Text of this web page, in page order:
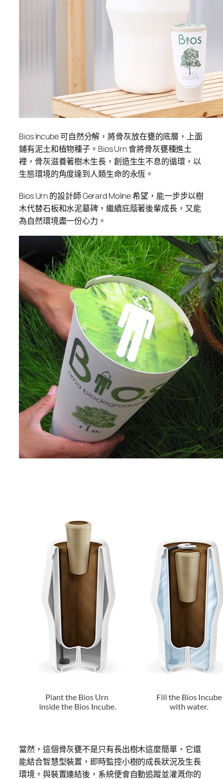
Bios Incube 可自然分解，將骨灰放在甕的底層，上面
鋪有泥土和植物種子。Bios Urn 會將骨灰甕種進土
裡，骨灰滋養著樹木生長，創造生生不息的循環，以
生態環境的角度達到人類生命的永恆。
Bios Urn 的設計師 Gerard Moline 希望，能一步步以樹
木代替石板和水泥墓碑，繼續庇蔭著後輩成長，又能
為自然環境盡一份心力。
當然，這個骨灰甕不是只有長出樹木這麼簡單，它還
能結合智慧型裝置，即時監控小樹的成長狀況及生長
環境。與裝置連結後，系統便會自動追蹤並灌溉你的